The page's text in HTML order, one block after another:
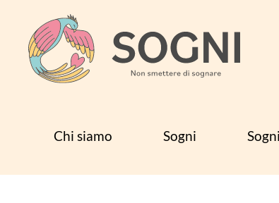
Skip to main content
Chi siamo Sogni